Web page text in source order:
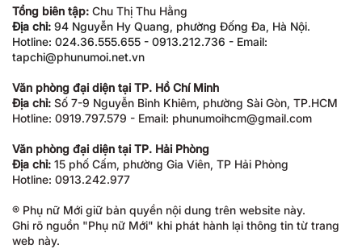
Tổng biên tập: Chu Thị Thu Hằng
Địa chỉ: 94 Nguyễn Hy Quang, phường Đống Đa, Hà Nội.
Hotline: 024.36.555.655 - 0913.212.736 - Email:
tapchi@phunumoi.net.vn
Văn phòng đại diện tại TP. Hồ Chí Minh
Địa chỉ: Số 7-9 Nguyễn Bỉnh Khiêm, phường Sài Gòn, TP.HCM
Hotline: 0919.797.579 - Email: phunumoihcm@gmail.com
Văn phòng đại diện tại TP. Hải Phòng
Địa chỉ: 15 phố Cấm, phường Gia Viên, TP Hải Phòng
Hotline: 0913.242.977
® Phụ nữ Mới giữ bản quyền nội dung trên website này.
Ghi rõ nguồn "Phụ nữ Mới" khi phát hành lại thông tin từ trang
web này.